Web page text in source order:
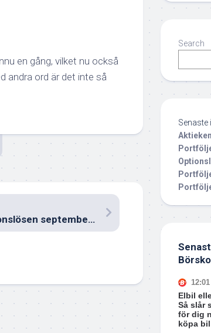
en gång, vilket nu också
andra ord är det inte så
Optionslösen september 2023
Search
Senaste
Elbil
Så slår
för dig
köpa bil